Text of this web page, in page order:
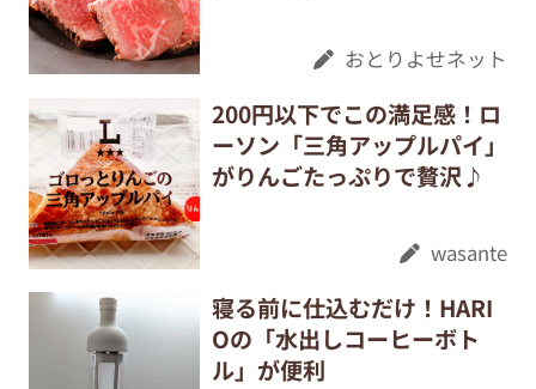
おとりよせネット
200円以下でこの満足感！ロ
ーソン「三角アップルパイ」
がりんごたっぷりで贅沢♪
wasante
寝る前に仕込むだけ！HARI
Oの「水出しコーヒーボト
ル」が便利